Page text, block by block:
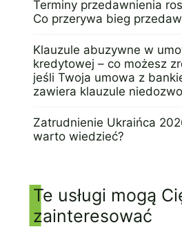
Terminy przedawnienia
Co przerywa bieg
Klauzule abuzywne w
kredytowej – co możesz
jeśli Twoja umowa z
zawiera klauzule
Zatrudnienie Ukraińca
warto wiedzieć?
Te usługi mogą
zainteresować